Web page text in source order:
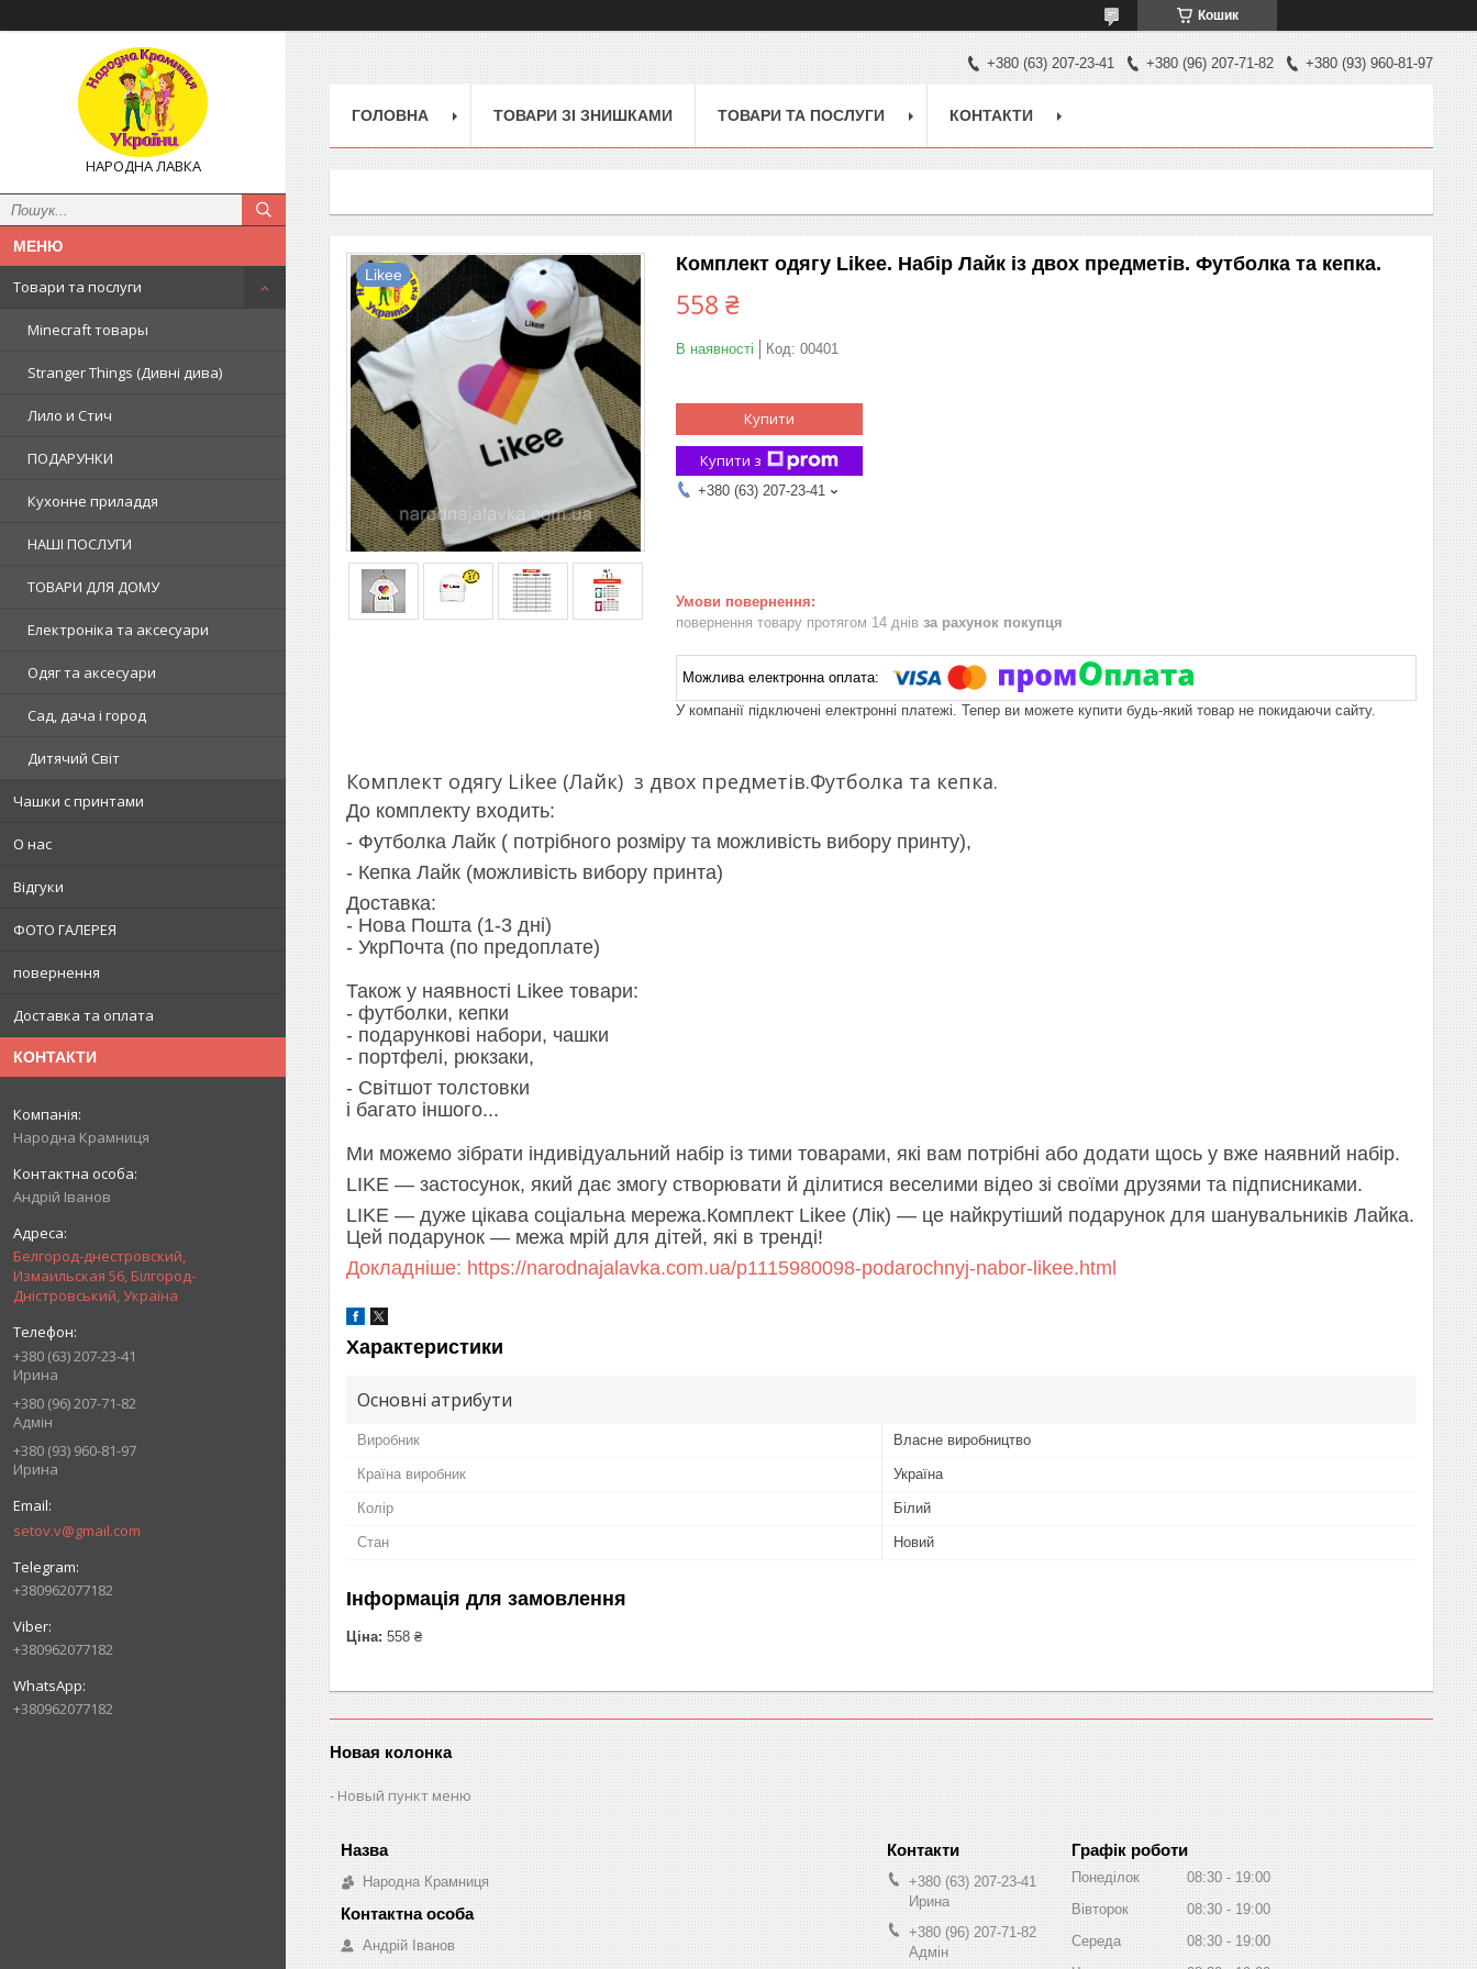
Кошик
НАРОДНА ЛАВКА
Товари та послуги
Minecraft товары
Stranger Things (Дивні дива)
Лило и Стич
ПОДАРУНКИ
Кухонне приладдя
НАШІ ПОСЛУГИ
ТОВАРИ ДЛЯ ДОМУ
Електроніка та аксесуари
Одяг та аксесуари
Сад, дача і город
Дитячий Світ
Чашки с принтами
О нас
Відгуки
ФОТО ГАЛЕРЕЯ
повернення
Доставка та оплата
КОНТАКТИ
Народна Крамниця
Андрій Іванов
Белгород-днестровский,
Измаильская 56, Білгород-
Дністровський, Україна
+380 (63) 207-23-41
Ирина
+380 (96) 207-71-82
Адмін
+380 (93) 960-81-97
Ирина
setov.v@gmail.com
+380962077182
+380962077182
+380962077182
+380 (63) 207-23-41 +380 (96) 207-71-82 +380 (93) 960-81-97
ГОЛОВНА ТОВАРИ ЗІ ЗНИШКАМИ ТОВАРИ ТА ПОСЛУГИ КОНТАКТИ
Likee Комплект одягу Likee. Набір Лайк із двох предметів. Футболка та кепка.
558 ₴
В наявності Код: 00401
Купити
Купити з
+380 (63) 207-23-41
повернення товару протягом 14 днів за рахунок покупця
У компанії підключені електронні платежі. Тепер ви можете купити будь-який товар не покидаючи сайту.
Комплект одягу Likee (Лайк) з двох предметів.Футболка та кепка.
До комплекту входить:
- Футболка Лайк ( потрібного розміру та можливість вибору принту),
- Кепка Лайк (можливість вибору принта)
Доставка:
- Нова Пошта (1-3 дні)
- УкрПочта (по предоплате)
Також у наявності Likee товари:
- футболки, кепки
- подарункові набори, чашки
- портфелі, рюкзаки,
- Світшот толстовки
і багато іншого...
Ми можемо зібрати індивідуальний набір із тими товарами, які вам потрібні або додати щось у вже наявний набір.
LIKE — застосунок, який дає змогу створювати й ділитися веселими відео зі своїми друзями та підписниками.
LIKE — дуже цікава соціальна мережа.Комплект Likee (Лік) — це найкрутіший подарунок для шанувальників Лайка.
Цей подарунок — межа мрій для дітей, які в тренді!
Докладніше: https://narodnajalavka.com.ua/p1115980098-podarochnyj-nabor-likee.html
Характеристики
Основні атрибути
Виробник Власне виробництво
Країна виробник Україна
Колір Білий
Стан Новий
Інформація для замовлення
Ціна: 558 ₴
Новая колонка
Новый пункт меню
Народна Крамниця
Андрій Іванов
+380 (63) 207-23-41
Ирина
+380 (96) 207-71-82
Адмін
Графік роботи
Понеділок 08:30
19:00
Вівторок
08:30
19:00
Середа
08:30
19:00